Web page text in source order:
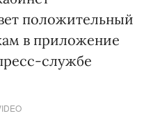
положительный
в приложение
службе